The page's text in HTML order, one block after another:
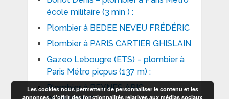
école militaire (3 min ) :
Plombier à BEDEE NEVEU FRÉDÉRIC
Plombier à PARIS CARTIER GHISLAIN
Gazeo Lebougre (ETS) – plombier à
Paris Métro picpus (137 m) :
Plombier à BEYNES APIC
Les cookies nous permettent de personnaliser le contenu et les
annonces, d'offrir des fonctionnalités relatives aux médias sociaux